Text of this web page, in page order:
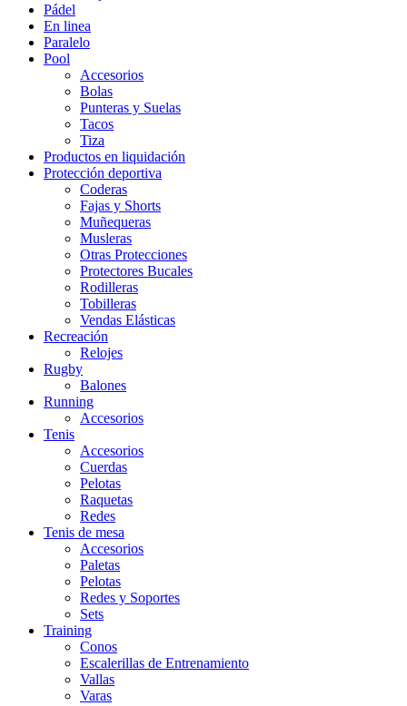
Pádel
En linea
Paralelo
Pool
Accesorios
Bolas
Punteras y Suelas
Tacos
Tiza
Productos en liquidación
Protección deportiva
Coderas
Fajas y Shorts
Muñequeras
Musleras
Otras Protecciones
Protectores Bucales
Rodilleras
Tobilleras
Vendas Elásticas
Recreación
Relojes
Rugby
Balones
Running
Accesorios
Tenis
Accesorios
Cuerdas
Pelotas
Raquetas
Redes
Tenis de mesa
Accesorios
Paletas
Pelotas
Redes y Soportes
Sets
Training
Conos
Escalerillas de Entrenamiento
Vallas
Varas